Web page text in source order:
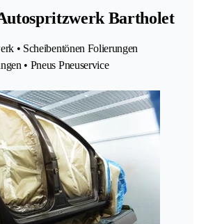
Bartholet
• Scheibentönen Folierungen
• Pneus Pneuservice